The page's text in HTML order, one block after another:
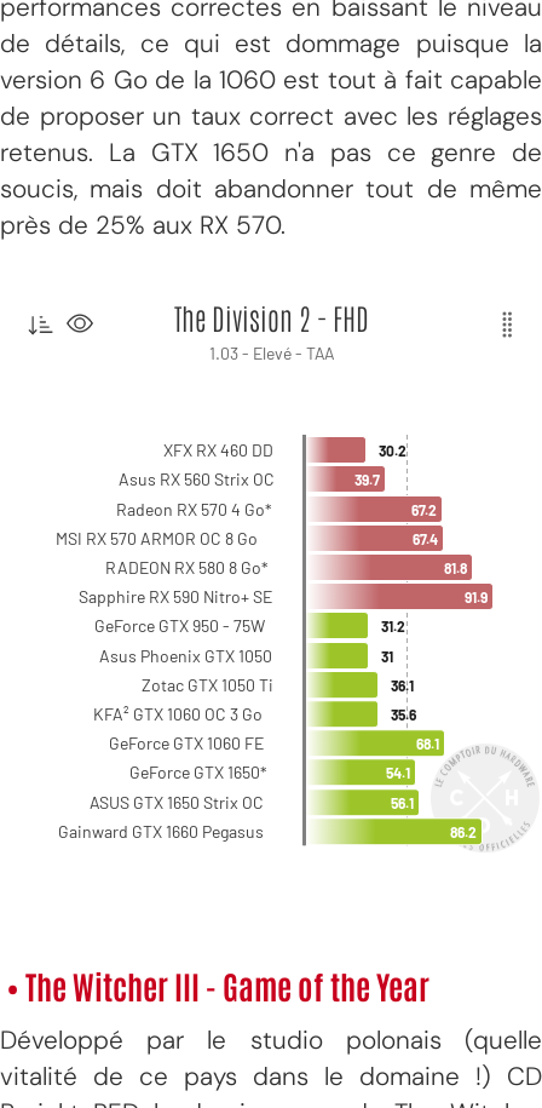
de détails, ce qui est dommage puisque la
version 6 Go de la 1060 est tout à fait capable
de proposer un taux correct avec les réglages
retenus. La GTX 1650 n'a pas ce genre de
soucis, mais doit abandonner tout de même
près de 25% aux RX 570.
• The Witcher III - Game of the Year
Développé par le studio polonais (quelle
vitalité de ce pays dans le domaine !) CD